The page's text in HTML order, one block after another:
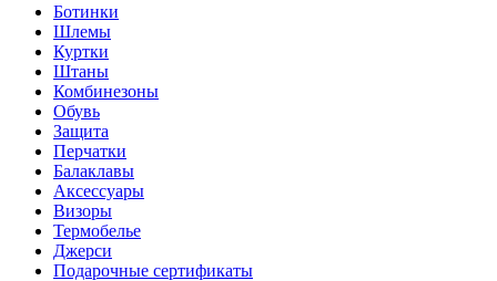
Ботинки
Шлемы
Куртки
Штаны
Комбинезоны
Обувь
Защита
Перчатки
Балаклавы
Аксессуары
Визоры
Термобелье
Джерси
Подарочные сертификаты